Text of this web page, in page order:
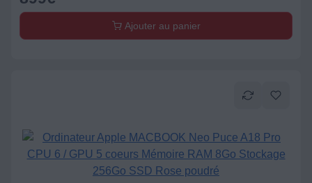
Ajouter au panier